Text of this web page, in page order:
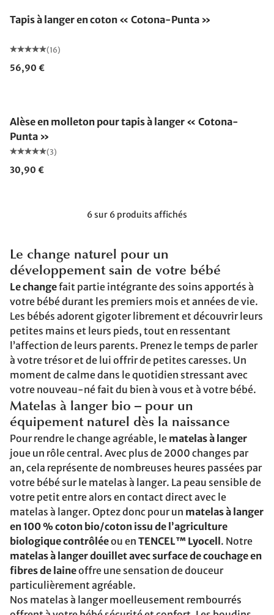
Tapis à langer en coton « Cotona-Punta »
(16)
56,90 €
Alèse en molleton pour tapis à langer « Cotona-
Punta »
(3)
30,90 €
6 sur 6 produits affichés
Le change naturel pour un
développement sain de votre bébé
Le changefait partie intégrante des soins apportés à
votre bébé durant les premiers mois et années de vie.
Les bébés adorent gigoter librement et découvrir leurs
petites mains et leurs pieds, tout en ressentant
l’affection de leurs parents. Prenez le temps de parler
à votre trésor et de lui offrir de petites caresses. Un
moment de calme dans le quotidien stressant avec
votre nouveau-né fait du bien à vous et à votre bébé.
Matelas à langer bio – pour un
équipement naturel dès la naissance
Pour rendre le change agréable, le matelas à langer
joue un rôle central. Avec plus de 2000 changes par
an, cela représente de nombreuses heures passées par
votre bébé sur le matelas à langer. La peau sensible de
votre petit entre alors en contact direct avec le
matelas à langer. Optez donc pour un matelas à langer
en 100 % coton bio/coton issu de l’agriculture
biologique contrôléeou en TENCEL™ Lyocell . Notre
matelas à langer douillet avec surface de couchage en
fibres de laineoffre une sensation de douceur
particulièrement agréable.
Nos matelas à langer moelleusement rembourrés